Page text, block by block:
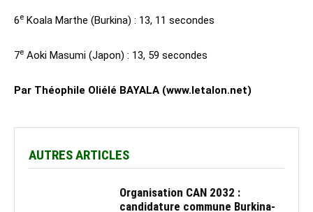
6e Koala Marthe (Burkina) : 13, 11 secondes
7e Aoki Masumi (Japon) : 13, 59 secondes
Par Théophile Oliélé BAYALA (www.letalon.net)
AUTRES ARTICLES
Organisation CAN 2032 :
candidature commune Burkina-